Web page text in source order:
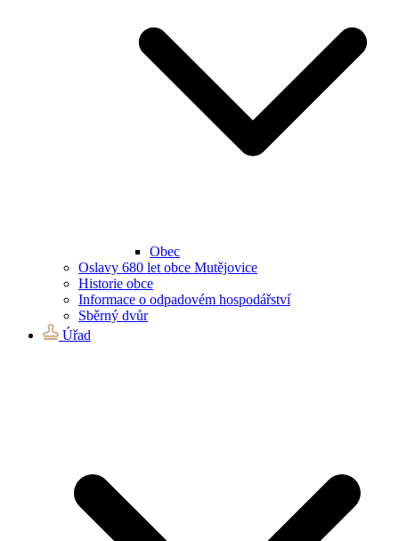
Obec
Oslavy 680 let obce Mutějovice
Historie obce
Informace o odpadovém hospodářství
Sběrný dvůr
Úřad